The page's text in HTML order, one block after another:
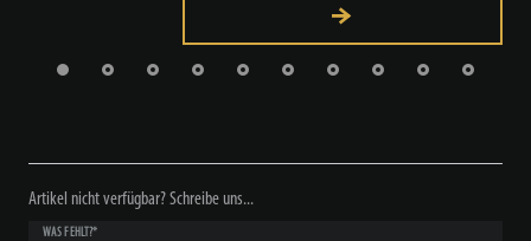
Artikel nicht verfügbar? Schreibe uns...
WAS FEHLT?*